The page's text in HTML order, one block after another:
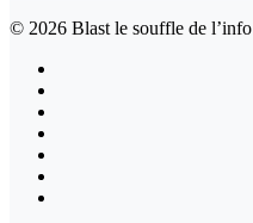
© 2026 Blast le souffle de l’info